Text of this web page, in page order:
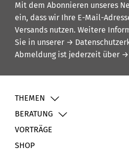
Mit dem Abonnieren unseres
ein, dass wir Ihre E-Mail-
Versands nutzen. Weitere
Sie in unserer →
Abmeldung ist jederzeit über →
THEMEN
BERATUNG
VORTRÄGE
SHOP